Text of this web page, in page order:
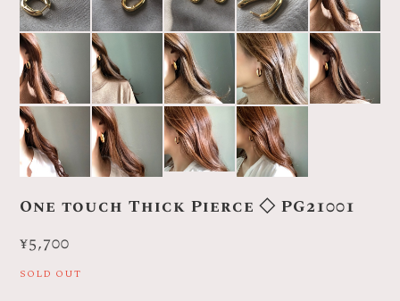
One touch Thick Pierce ◇ PG21001
¥5,700
SOLD OUT